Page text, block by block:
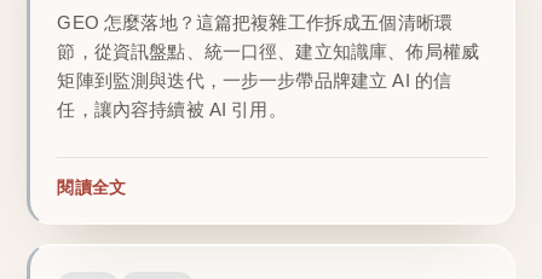
GEO 怎麼落地？這篇把複雜工作拆成五個清晰環
節，從資訊盤點、統一口徑、建立知識庫、佈局權威
矩陣到監測與迭代，一步一步帶品牌建立 AI 的信
任，讓內容持續被 AI 引用。
閱讀全文